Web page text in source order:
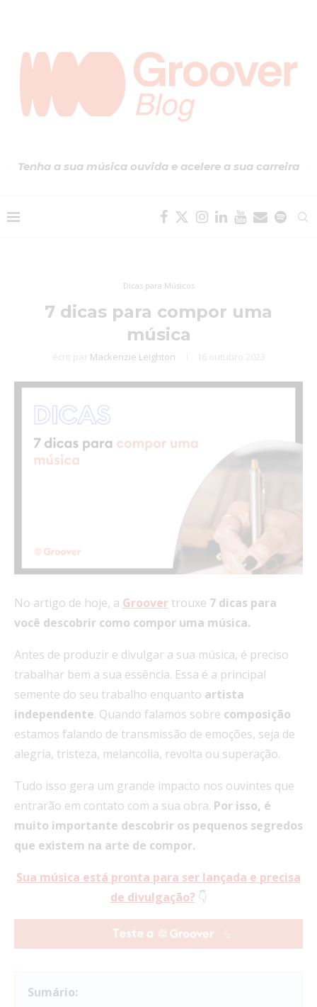
Tenha a sua música ouvida e acelere a sua carreira
Dicas para Músicos
7 dicas para compor uma
música
écrit par Mackenzie Leighton 16 outubro 2023
No artigo de hoje, a Groover trouxe 7 dicas para
você descobrir como compor uma música.
Antes de produzir e divulgar a sua música, é preciso
trabalhar bem a sua essência. Essa é a principal
semente do seu trabalho enquanto artista
independente. Quando falamos sobre composição
estamos falando de transmissão de emoções, seja de
alegria, tristeza, melancolia, revolta ou superação.
Tudo isso gera um grande impacto nos ouvintes que
entrarão em contato com a sua obra. Por isso, é
muito importante descobrir os pequenos segredos
que existem na arte de compor.
Sua música está pronta para ser lançada e precisa
de divulgação? 👇
Sumário: